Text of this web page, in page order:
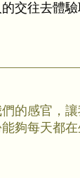
交往去體
的感官，
夠每天都